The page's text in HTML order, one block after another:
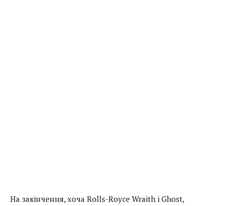
На закінчення, хоча Rolls-Royce Wraith і Ghost,